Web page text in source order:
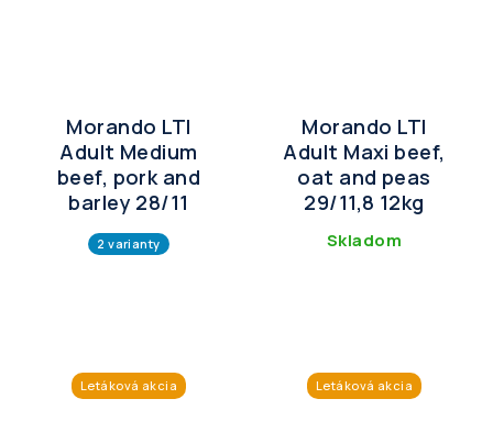
Morando LTI
Adult Medium
beef, pork and
barley 28/11
2 varianty
Morando LTI
Adult Maxi beef,
oat and peas
29/11,8 12kg
Skladom
Letáková akcia Letáková akcia